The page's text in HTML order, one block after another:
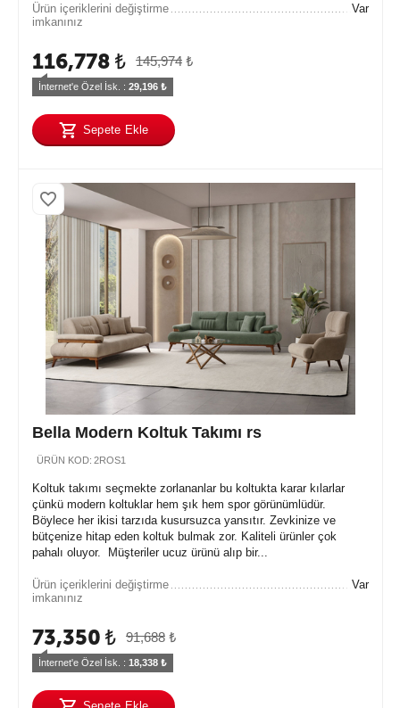
Ürün içeriklerini değiştirme
imkanınız
Var
145,974 ₺
116,778 ₺
İnternet'e Özel İsk. : 29,196 ₺
Sepete Ekle
Bella Modern Koltuk Takımı rs
ÜRÜN KOD: 2ROS1
Koltuk takımı seçmekte zorlananlar bu koltukta karar kılarlar
çünkü modern koltuklar hem şık hem spor görünümlüdür.
Böylece her ikisi tarzıda kusursuzca yansıtır. Zevkinize ve
bütçenize hitap eden koltuk bulmak zor. Kaliteli ürünler çok
pahalı oluyor. Müşteriler ucuz ürünü alıp bir...
Ürün içeriklerini değiştirme
imkanınız
Var
91,688 ₺
73,350 ₺
İnternet'e Özel İsk. : 18,338 ₺